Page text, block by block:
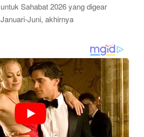
untuk Sahabat 2026 yang digear
Januari-Juni, akhirnya